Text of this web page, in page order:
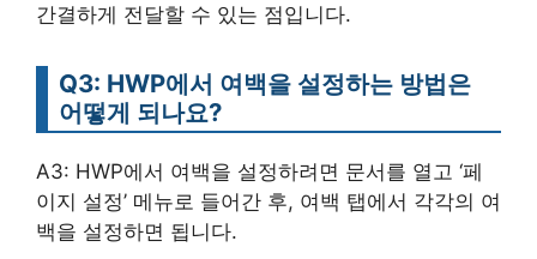
간결하게 전달할 수 있는 점입니다.
Q3: HWP에서 여백을 설정하는 방법은
어떻게 되나요?
A3: HWP에서 여백을 설정하려면 문서를 열고 ‘페
이지 설정’ 메뉴로 들어간 후, 여백 탭에서 각각의 여
백을 설정하면 됩니다.